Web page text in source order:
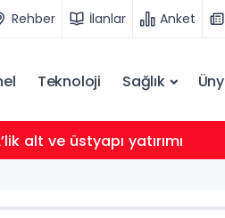
Rehber İlanlar Anket
Teknoloji Sağlık
alt ve üstyapı yatırımı